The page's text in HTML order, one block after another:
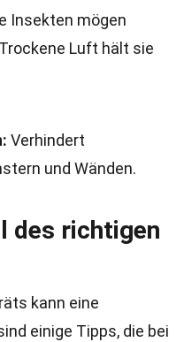
Insekten mögen
Luft hält sie
Verhindert
und Wänden.
des richtigen
kann eine
einige Tipps, die bei